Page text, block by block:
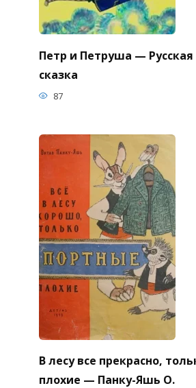
Петр и Петруша —
сказка
87
В лесу все прекрасно,
плохие — Панку-Яшь О.